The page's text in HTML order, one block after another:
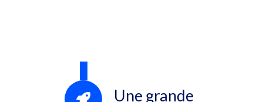
Une grande